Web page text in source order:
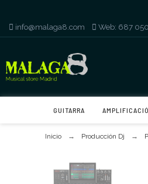
info@malaga8.com Web: 687
GUITARRA
Inicio Producción Dj